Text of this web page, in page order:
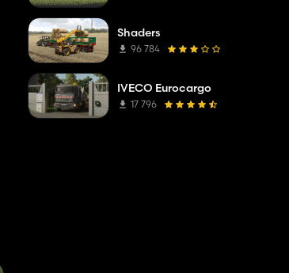
Shaders
96 784
IVECO Eurocargo
17 796